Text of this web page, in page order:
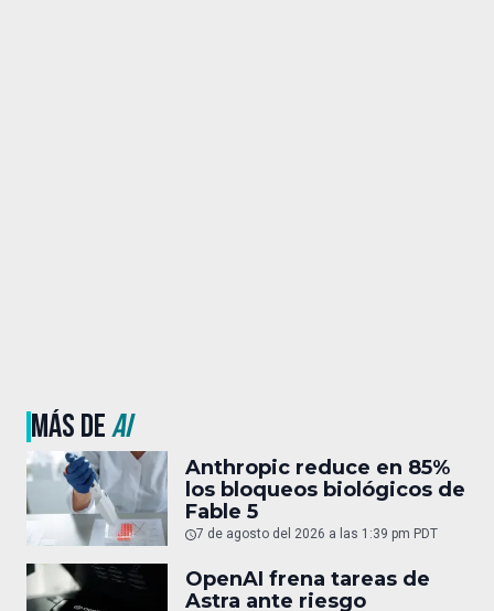
MÁS DEAI
Anthropic reduce en 85%
los bloqueos biológicos de
Fable 5
7 de agosto del 2026 a las 1:39 pm PDT
OpenAI frena tareas de
Astra ante riesgo